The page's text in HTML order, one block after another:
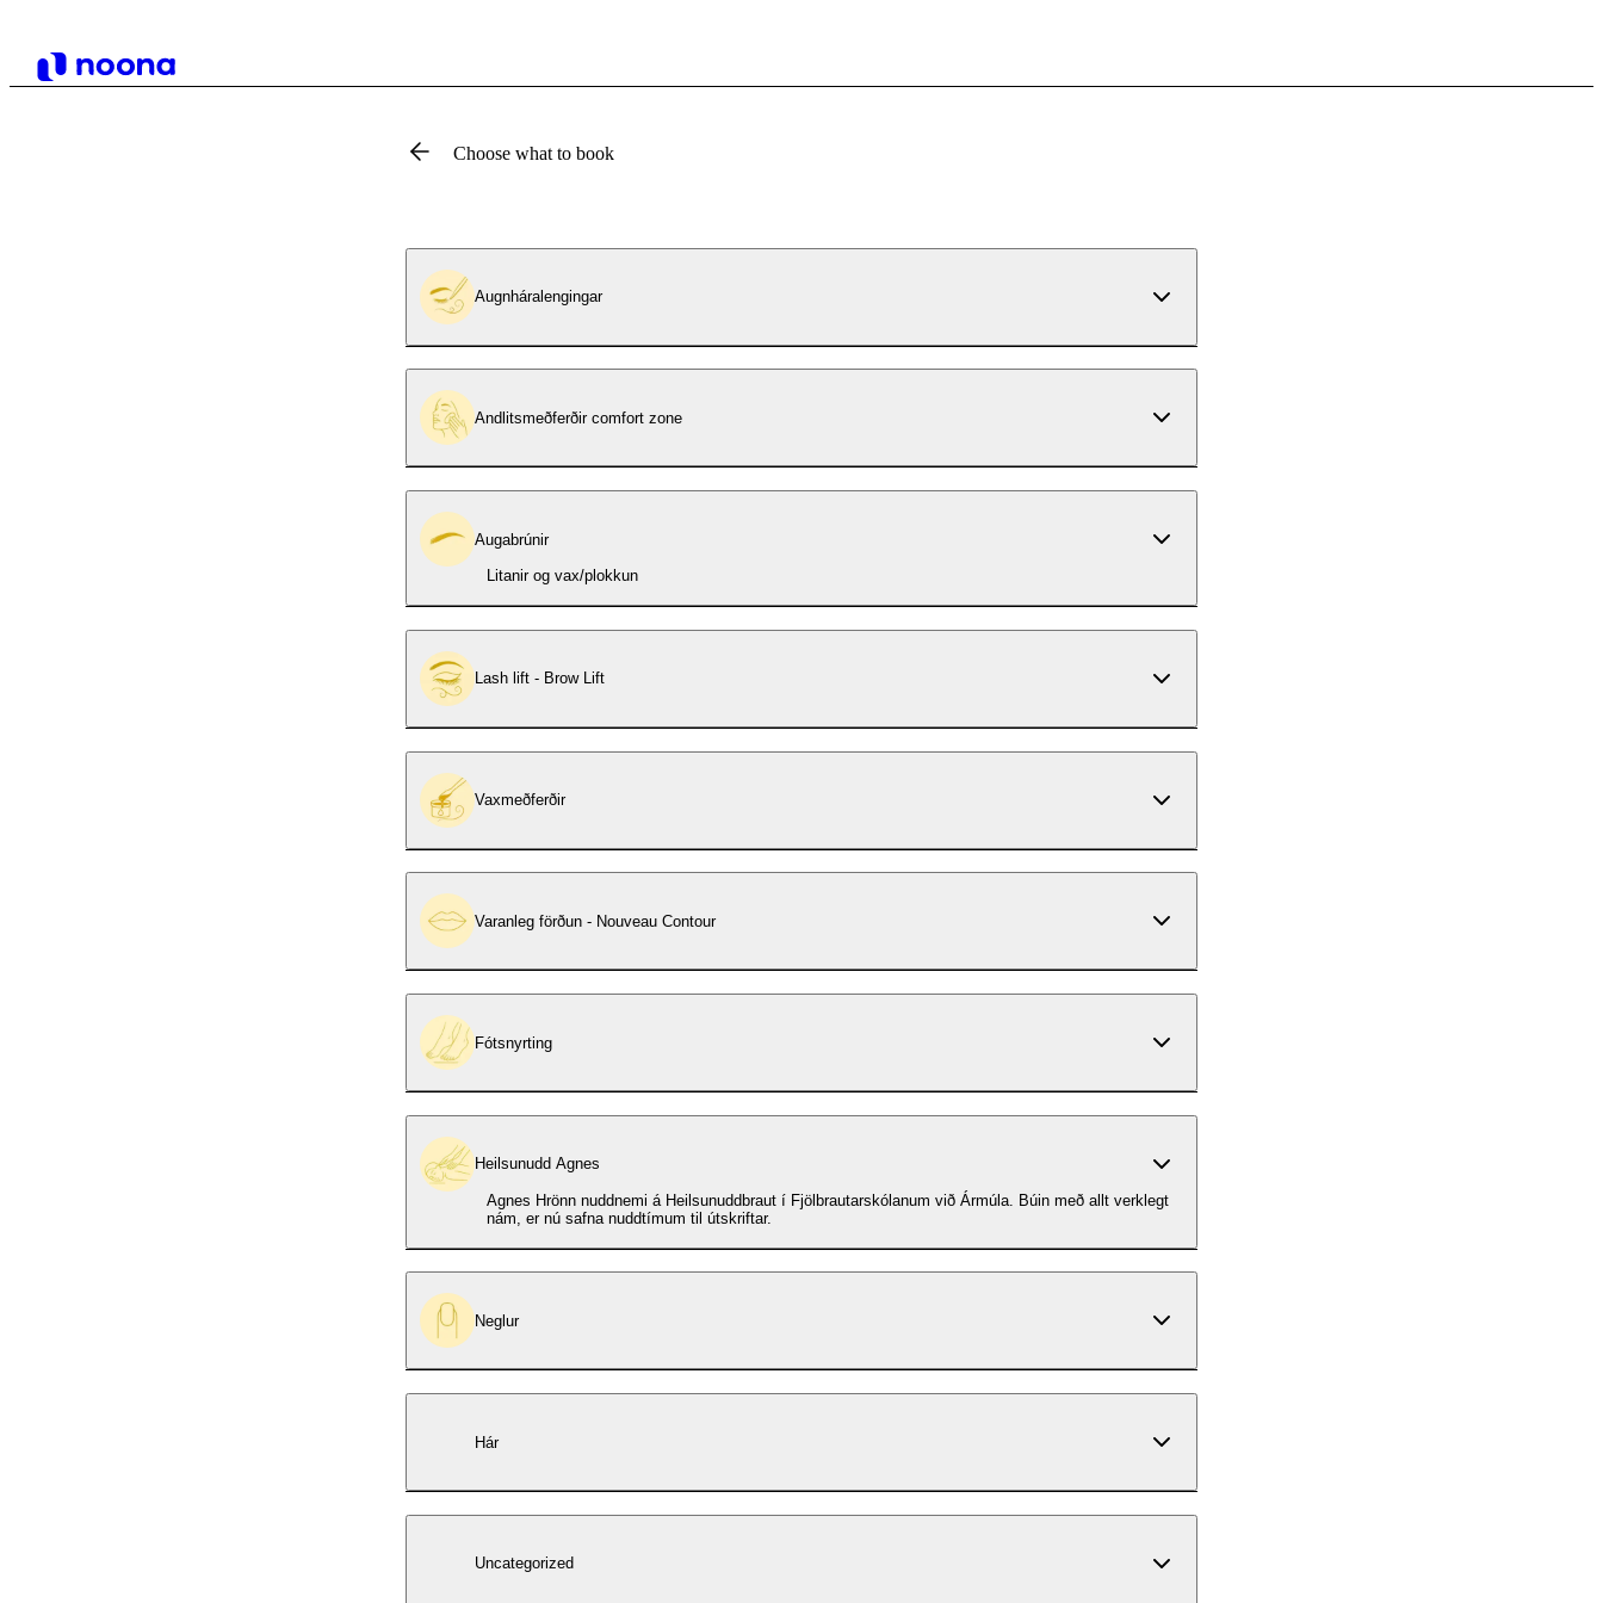
Choose what to book
Augnháralengingar
Andlitsmeðferðir comfort zone
Augabrúnir
Litanir og vax/plokkun
Lash lift - Brow Lift
Vaxmeðferðir
Varanleg förðun - Nouveau Contour
Fótsnyrting
Heilsunudd Agnes
Agnes Hrönn nuddnemi á Heilsunuddbraut í Fjölbrautarskólanum við Ármúla. Búin með allt verklegt
nám, er nú safna nuddtímum til útskriftar.
Neglur
Hár
Uncategorized